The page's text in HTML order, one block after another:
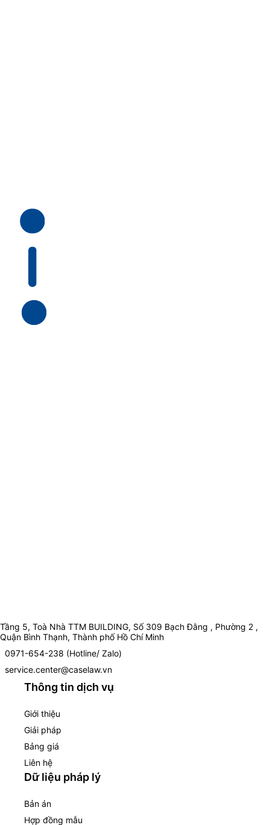
Tầng 5, Toà Nhà TTM BUILDING, Số 309 Bạch Đằng , Phường 2 ,
Quận Bình Thạnh, Thành phố Hồ Chí Minh
0971-654-238 (Hotline/ Zalo)
service.center@caselaw.vn
Thông tin dịch vụ
Giới thiệu
Giải pháp
Bảng giá
Liên hệ
Dữ liệu pháp lý
Bản án
Hợp đồng mẫu